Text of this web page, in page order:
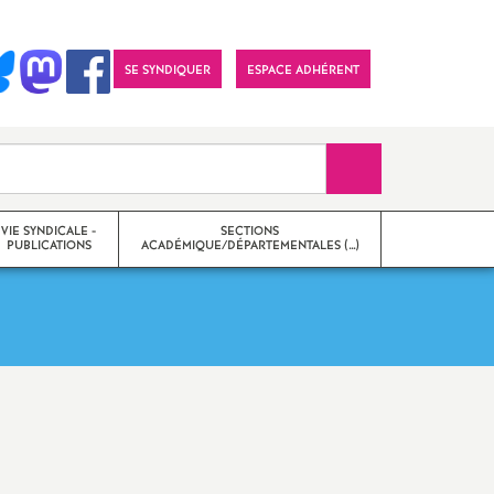
SE SYNDIQUER ESPACE ADHÉRENT
VIE SYNDICALE -
PUBLICATIONS
Lettres
SECTIONS
ACADÉMIQUE/DÉPARTEMENTALES (…)